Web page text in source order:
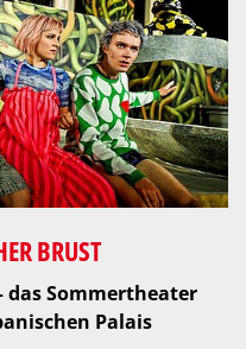
BRUST
das Sommertheater
Palais